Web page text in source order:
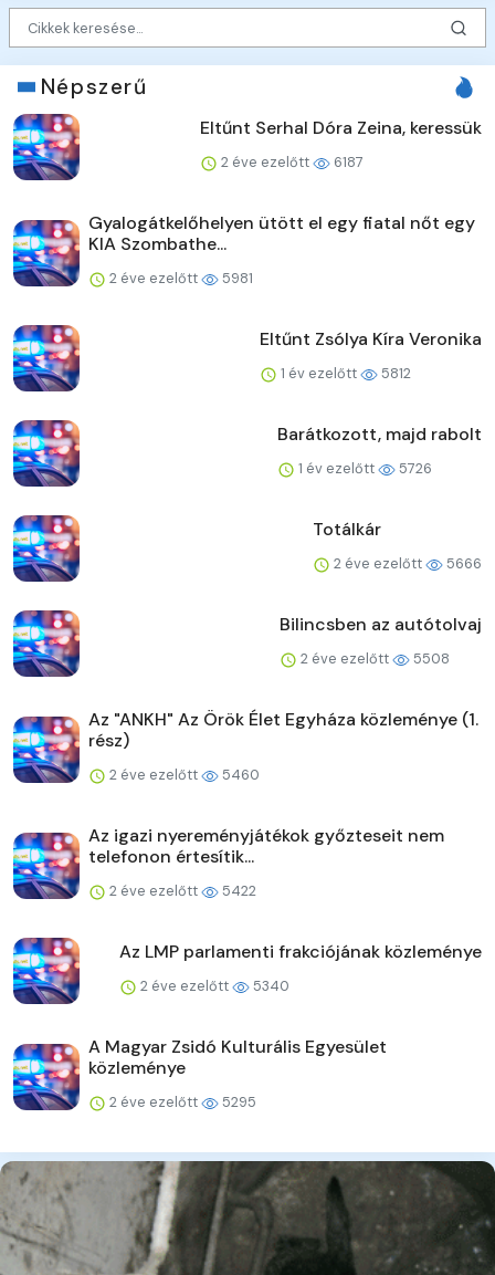
Népszerű
Eltűnt Serhal Dóra Zeina, keressük
2 éve ezelőtt 6187
Gyalogátkelőhelyen ütött el egy fiatal nőt egy
KIA Szombathe...
2 éve ezelőtt 5981
Eltűnt Zsólya Kíra Veronika
1 év ezelőtt 5812
Barátkozott, majd rabolt
1 év ezelőtt 5726
Totálkár
2 éve ezelőtt 5666
Bilincsben az autótolvaj
2 éve ezelőtt 5508
Az "ANKH" Az Örök Élet Egyháza közleménye (1.
rész)
2 éve ezelőtt 5460
Az igazi nyereményjátékok győzteseit nem
telefonon értesítik...
2 éve ezelőtt 5422
Az LMP parlamenti frakciójának közleménye
2 éve ezelőtt 5340
A Magyar Zsidó Kulturális Egyesület
közleménye
2 éve ezelőtt 5295